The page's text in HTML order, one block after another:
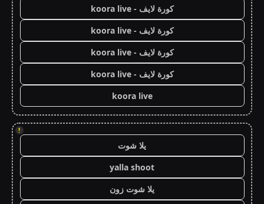
كورة لايف - koora live
كورة لايف - koora live
كورة لايف - koora live
كورة لايف - koora live
koora live
!
يلا شوت
yalla shoot
يلا شوت زون